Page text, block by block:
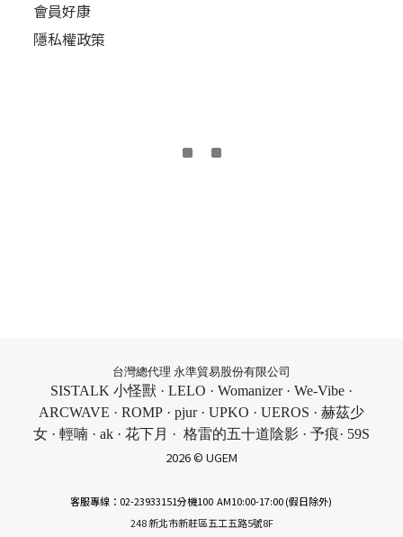
會員好康
隱私權政策
台灣總代理 永準貿易股份有限公司
SISTALK 小怪獸 · LELO · Womanizer · We-Vibe ·
ARCWAVE · ROMP · pjur · UPKO · UEROS · 赫茲少
女 · 輕喃 · ak · 花下月 · 格雷的五十道陰影 · 予痕· 59S
2026 © UGEM
客服專線：02-23933151分機100 AM10:00-17:00 (假日除外)
248 新北市新莊區五工五路5號8F